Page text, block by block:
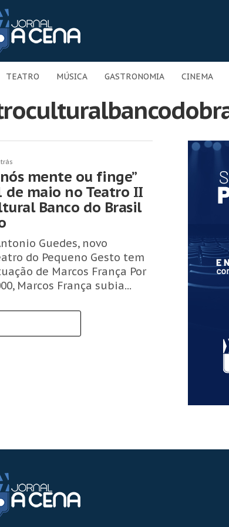
TEATRO MÚSICA GASTRONOMIA CINEMA
mente ou finge”
de maio no Teatro II
Banco do Brasil
Guedes, novo
do Pequeno Gesto tem
de Marcos França Por
Marcos França subia...